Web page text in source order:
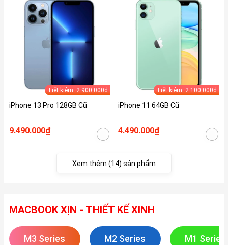
Tiết kiệm: 2.900.000₫
iPhone 13 Pro 128GB Cũ
9.490.000₫
Tiết kiệm: 2.100.000₫
iPhone 11 64GB Cũ
4.490.000₫
Xem thêm (14) sản phẩm
MACBOOK XỊN - THIẾT KẾ XINH
M3 Series M2 Series M1 Series